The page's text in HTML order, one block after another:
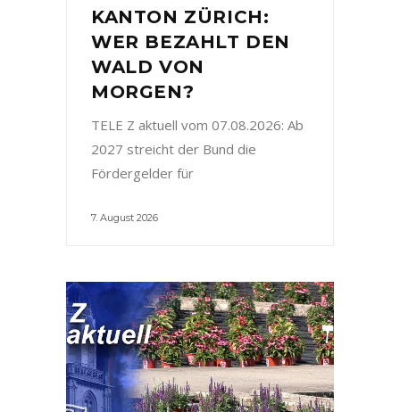
KANTON ZÜRICH:
WER BEZAHLT DEN
WALD VON
MORGEN?
TELE Z aktuell vom 07.08.2026: Ab
2027 streicht der Bund die
Fördergelder für
7. August 2026